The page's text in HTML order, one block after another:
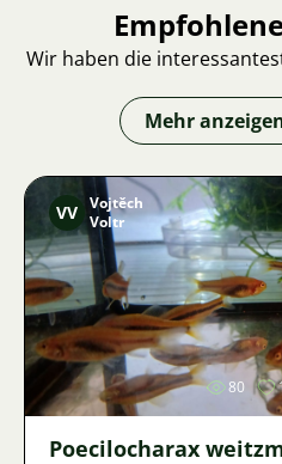
Wir haben die
Mehr
VV Vojtěch
Voltr
80
Poecilocharax